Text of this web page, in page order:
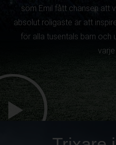
som Emil fått chansen att
absolut roligaste är att
för alla tusentals barn och
varje